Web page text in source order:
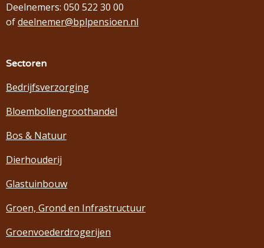
Deelnemers: 050 522 30 00
ofdeelnemer@bplpensioen.nl
Sectoren
Bedrijfsverzorging
Bloembollengroothandel
Bos & Natuur
Dierhouderij
Glastuinbouw
Groen, Grond en Infrastructuur
Groenvoederdrogerijen